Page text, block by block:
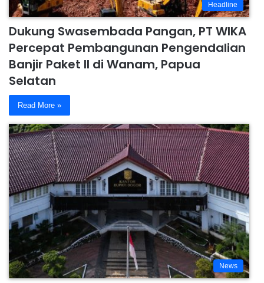
Headline
Dukung Swasembada Pangan, PT WIKA
Percepat Pembangunan Pengendalian
Banjir Paket II di Wanam, Papua
Selatan
Read More »
News